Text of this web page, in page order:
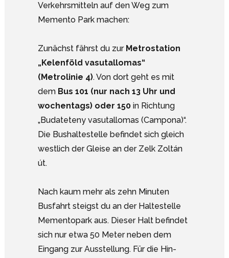
Verkehrsmitteln auf den Weg zum
Memento Park machen:
Zunächst fährst du zur Metrostation
„Kelenföld vasutallomas“
(Metrolinie 4). Von dort geht es mit
dem Bus 101 (nur nach 13 Uhr und
wochentags) oder 150 in Richtung
„Budateteny vasutallomas (Campona)“.
Die Bushaltestelle befindet sich gleich
westlich der Gleise an der Zelk Zoltán
út.
Nach kaum mehr als zehn Minuten
Busfahrt steigst du an der Haltestelle
Mementopark aus. Dieser Halt befindet
sich nur etwa 50 Meter neben dem
Eingang zur Ausstellung. Für die Hin-